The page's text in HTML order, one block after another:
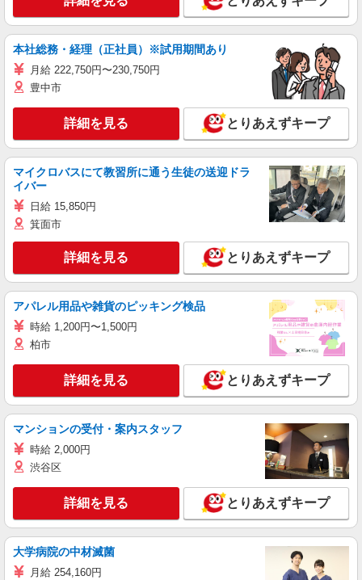
本社総務・経理（正社員）※試用期間あり
月給 222,750円〜230,750円
豊中市
詳細を見る とりあえずキープ
マイクロバスにて教習所に通う生徒の送迎ドラ
イバー
日給 15,850円
箕面市
詳細を見る とりあえずキープ
アパレル用品や雑貨のピッキング検品
時給 1,200円〜1,500円
柏市
詳細を見る とりあえずキープ
マンションの受付・案内スタッフ
時給 2,000円
渋谷区
詳細を見る とりあえずキープ
大学病院の中材滅菌
月給 254,160円